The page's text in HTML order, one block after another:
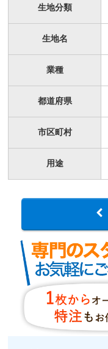
生地分類
生地名
業種
都道府県
市区町村
用途